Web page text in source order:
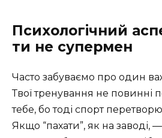
Психологічний
ти не супермен
Часто забуваємо про один
Твої тренування не повинні
тебе, бо тоді спорт
Якщо “пахати”, як на заводі,